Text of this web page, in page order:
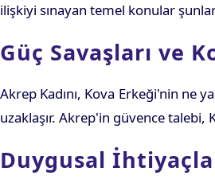
ilişkiyi sınayan temel konular
Güç Savaşları ve
Akrep Kadını, Kova Erkeği'nin ne
uzaklaşır. Akrep'in güvence talebi,
Duygusal